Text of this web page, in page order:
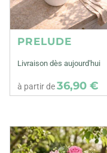
PRELUDE
Livraison dès aujourd'hui
à partir de36,90 €